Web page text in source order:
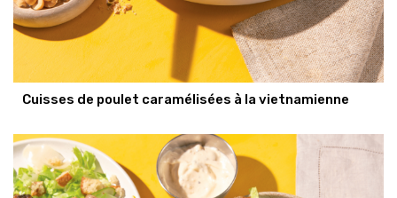
Cuisses de poulet caramélisées à la vietnamienne